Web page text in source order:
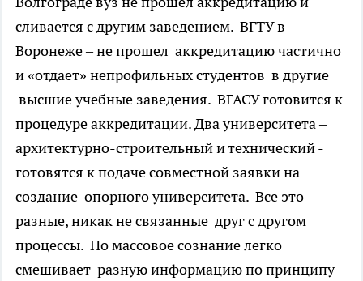
сливается с другим заведением. ВГТУ в
Воронеже – не прошел аккредитацию частично
и «отдает» непрофильных студентов в другие
высшие учебные заведения. ВГАСУ готовится к
процедуре аккредитации. Два университета –
архитектурно-строительный и технический -
готовятся к подаче совместной заявки на
создание опорного университета. Все это
разные, никак не связанные друг с другом
процессы. Но массовое сознание легко
смешивает разную информацию по принципу